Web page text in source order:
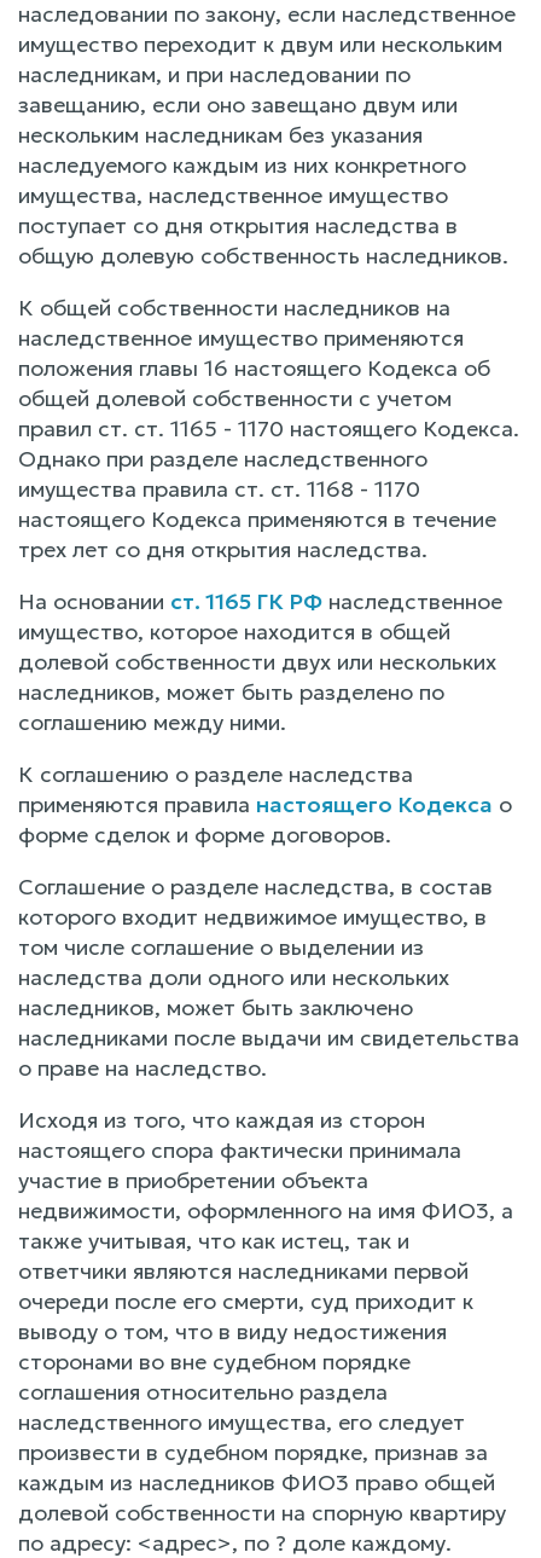
наследовании по закону, если наследственное
имущество переходит к двум или нескольким
наследникам, и при наследовании по
завещанию, если оно завещано двум или
нескольким наследникам без указания
наследуемого каждым из них конкретного
имущества, наследственное имущество
поступает со дня открытия наследства в
общую долевую собственность наследников.
К общей собственности наследников на
наследственное имущество применяются
положения главы 16 настоящего Кодекса об
общей долевой собственности с учетом
правил ст. ст. 1165 - 1170 настоящего Кодекса.
Однако при разделе наследственного
имущества правила ст. ст. 1168 - 1170
настоящего Кодекса применяются в течение
трех лет со дня открытия наследства.
На основании ст. 1165 ГК РФ наследственное
имущество, которое находится в общей
долевой собственности двух или нескольких
наследников, может быть разделено по
соглашению между ними.
К соглашению о разделе наследства
применяются правила настоящего Кодекса о
форме сделок и форме договоров.
Соглашение о разделе наследства, в состав
которого входит недвижимое имущество, в
том числе соглашение о выделении из
наследства доли одного или нескольких
наследников, может быть заключено
наследниками после выдачи им свидетельства
о праве на наследство.
Исходя из того, что каждая из сторон
настоящего спора фактически принимала
участие в приобретении объекта
недвижимости, оформленного на имя ФИО3, а
также учитывая, что как истец, так и
ответчики являются наследниками первой
очереди после его смерти, суд приходит к
выводу о том, что в виду недостижения
сторонами во вне судебном порядке
соглашения относительно раздела
наследственного имущества, его следует
произвести в судебном порядке, признав за
каждым из наследников ФИО3 право общей
долевой собственности на спорную квартиру
по адресу: <адрес>, по ? доле каждому.